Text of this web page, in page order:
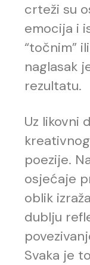
crteži su
emocija i
“točnim”
naglasak
rezultatu.
Uz likovni
poezije.
osjećaje
oblik
dublju
Svaka je